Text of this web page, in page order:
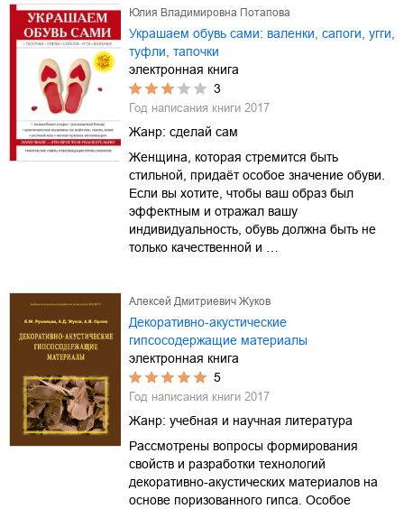
Юлия Владимировна Потапова
Украшаем обувь сами: валенки, сапоги, угги,
туфли, тапочки
электронная книга
3
Год написания книги 2017
Жанр: сделай сам
Женщина, которая стремится быть
стильной, придаёт особое значение обуви.
Если вы хотите, чтобы ваш образ был
эффектным и отражал вашу
индивидуальность, обувь должна быть не
только качественной и …
Алексей Дмитриевич Жуков
Декоративно-акустические
гипсосодержащие материалы
электронная книга
5
Год написания книги 2017
Жанр: учебная и научная литература
Рассмотрены вопросы формирования
свойств и разработки технологий
декоративно-акустических материалов на
основе поризованного гипса. Особое